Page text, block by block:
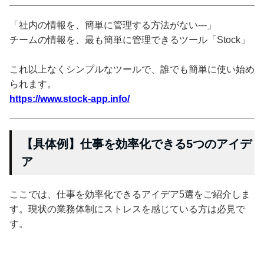
「社内の情報を、簡単に管理する方法がない---」
チームの情報を、最も簡単に管理できるツール「Stock」
これ以上なくシンプルなツールで、誰でも簡単に使い始め
られます。
https://www.stock-app.info/
【具体例】仕事を効率化できる5つのアイデ
ア
ここでは、仕事を効率化できるアイデア5選をご紹介しま
す。現状の業務体制にストレスを感じている方は必見で
す。